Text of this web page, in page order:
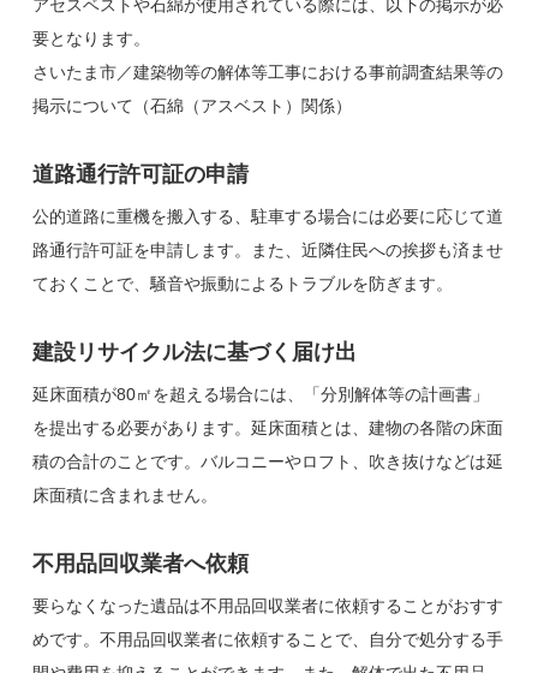
アセスベストや石綿が使用されている際には、以下の掲示が必
要となります。
さいたま市／建築物等の解体等工事における事前調査結果等の
掲示について（石綿（アスベスト）関係）
道路通行許可証の申請
公的道路に重機を搬入する、駐車する場合には必要に応じて道
路通行許可証を申請します。また、近隣住民への挨拶も済ませ
ておくことで、騒音や振動によるトラブルを防ぎます。
建設リサイクル法に基づく届け出
延床面積が80㎡を超える場合には、「分別解体等の計画書」
を提出する必要があります。延床面積とは、建物の各階の床面
積の合計のことです。バルコニーやロフト、吹き抜けなどは延
床面積に含まれません。
不用品回収業者へ依頼
要らなくなった遺品は不用品回収業者に依頼することがおすす
めです。不用品回収業者に依頼することで、自分で処分する手